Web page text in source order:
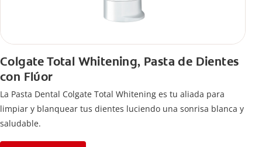
Colgate Total Whitening, Pasta de Dientes
con Flúor
La Pasta Dental Colgate Total Whitening es tu aliada para
limpiar y blanquear tus dientes luciendo una sonrisa blanca y
saludable.